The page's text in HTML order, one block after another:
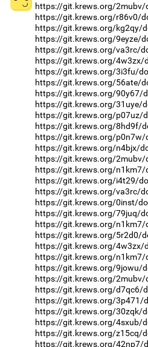
https://git.krews.org/
https://git.krews.org/r86v0/
https://git.krews.org/kg2qy/
https://git.krews.org/9eyze/
https://git.krews.org/va3rc/
https://git.krews.org/4w3zx/
https://git.krews.org/3i3fu/
https://git.krews.org/56ate/
https://git.krews.org/90y67/
https://git.krews.org/31uye/
https://git.krews.org/p07uz/
https://git.krews.org/8hd9f/
https://git.krews.org/
https://git.krews.org/n4bjx/
https://git.krews.org/
https://git.krews.org/
https://git.krews.org/i4t29/
https://git.krews.org/va3rc/
https://git.krews.org/0inst/
https://git.krews.org/79juq/
https://git.krews.org/
https://git.krews.org/5r2d0/
https://git.krews.org/4w3zx/
https://git.krews.org/
https://git.krews.org/9jowu/
https://git.krews.org/
https://git.krews.org/d7qc6/
https://git.krews.org/3p471/
https://git.krews.org/30zqk/
https://git.krews.org/4sxub/
https://git.krews.org/z15cq/
https://git.krews.org/42np7/